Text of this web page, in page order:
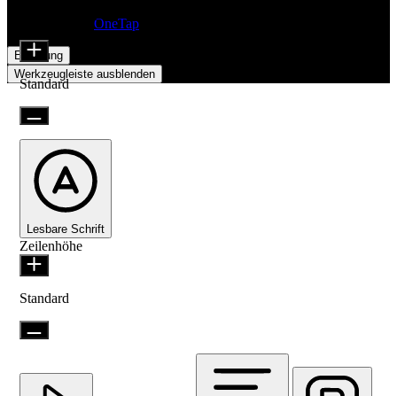
OneTap
Erklärung
Werkzeugleiste ausblenden
Inhaltsmodule
Standard
Lesbare Schrift
Zeilenhöhe
Standard